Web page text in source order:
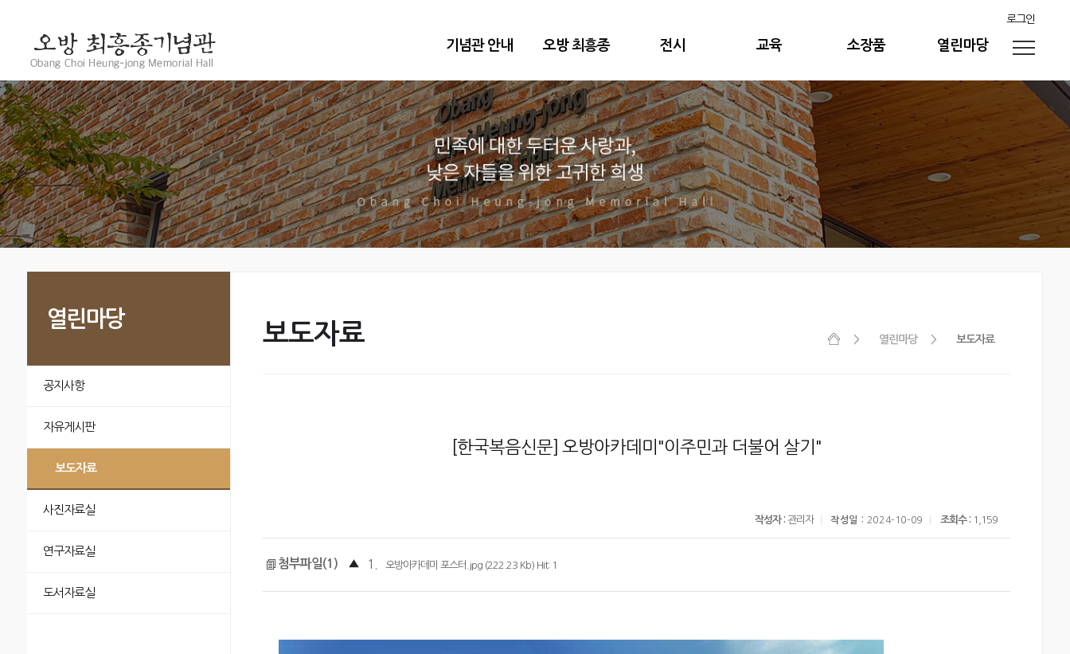
로그인
기념관 안내 오방 최흥종 전시 교육 소장품 열린마당
열린마당
공지사항
자유게시판
보도자료
사진자료실
연구자료실
도서자료실
보도자료 열린마당 보도자료
[한국복음신문] 오방아카데미"이주민과 더불어 살기"
작성자 :관리자 작성일 : 2024-10-09 조회수 : 1,159
첨부파일(1) ▲ 1. 오방아카데미 포스터.jpg (222.23 Kb) Hit: 1